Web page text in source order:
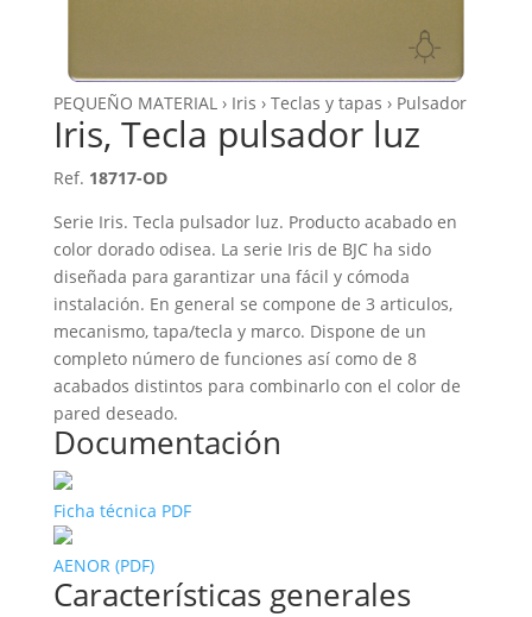
PEQUEÑO MATERIAL › Iris › Teclas y tapas › Pulsador
Iris, Tecla pulsador luz
Ref. 18717-OD
Serie Iris. Tecla pulsador luz. Producto acabado en
color dorado odisea. La serie Iris de BJC ha sido
diseñada para garantizar una fácil y cómoda
instalación. En general se compone de 3 articulos,
mecanismo, tapa/tecla y marco. Dispone de un
completo número de funciones así como de 8
acabados distintos para combinarlo con el color de
pared deseado.
Documentación
Ficha técnica PDF
AENOR (PDF)
Características generales